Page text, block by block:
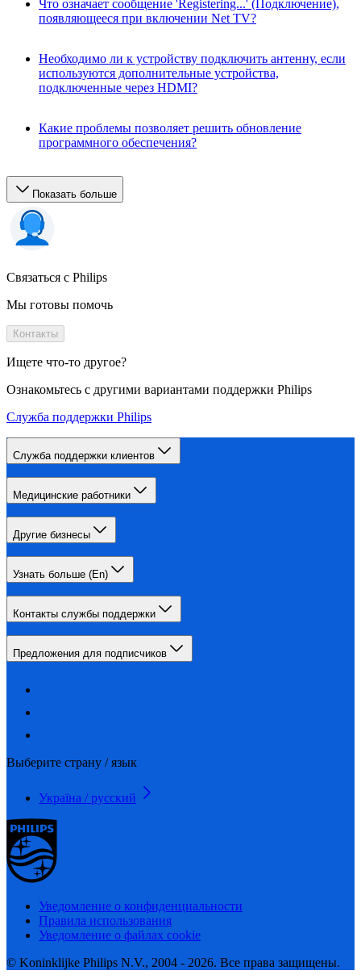
Что означает сообщение 'Registering...' (Подключение),
появляющееся при включении Net TV?
Необходимо ли к устройству подключить антенну, если
используются дополнительные устройства,
подключенные через HDMI?
Какие проблемы позволяет решить обновление
программного обеспечения?
Показать больше
Связаться с Philips
Мы готовы помочь
Контакты
Ищете что-то другое?
Ознакомьтесь с другими вариантами поддержки Philips
Служба поддержки Philips
Служба поддержки клиентов
Медицинские работники
Другие бизнесы
Узнать больше (En)
Контакты службы поддержки
Предложения для подписчиков
Выберите страну / язык
Україна / русский
Уведомление о конфиденциальности
Правила использования
Уведомление о файлах cookie
© Koninklijke Philips N.V., 2004 - 2026. Все права защищены.